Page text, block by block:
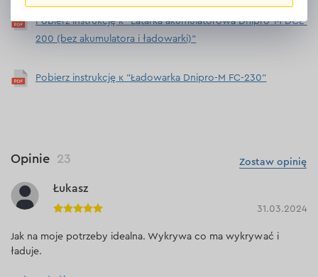
Pobierz instrukcję к "Latarka akumulatorowa Dnipro-M DCL-
200 (bez akumulatora i ładowarki)"
Pobierz instrukcję к "Ładowarka Dnipro-M FC-230"
Zostaw opinię
Opinie 23
Łukasz
31.03.2024
Jak na moje potrzeby idealna. Wykrywa co ma wykrywać i
ładuje.